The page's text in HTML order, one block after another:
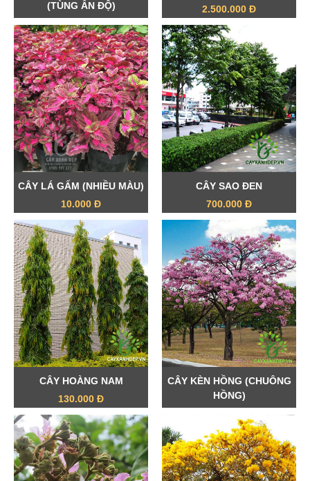
(TÙNG ẤN ĐỘ)
1.700.000 Đ
2.500.000 Đ
CÂY LÁ GẤM (NHIỀU MÀU)
10.000 Đ
CÂY SAO ĐEN
700.000 Đ
CÂY HOÀNG NAM
130.000 Đ
CÂY KÈN HỒNG (CHUÔNG
HỒNG)